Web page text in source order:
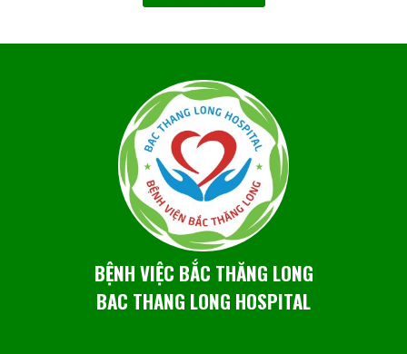
BỆNH VIỆC BẮC THĂNG LONG
BAC THANG LONG HOSPITAL